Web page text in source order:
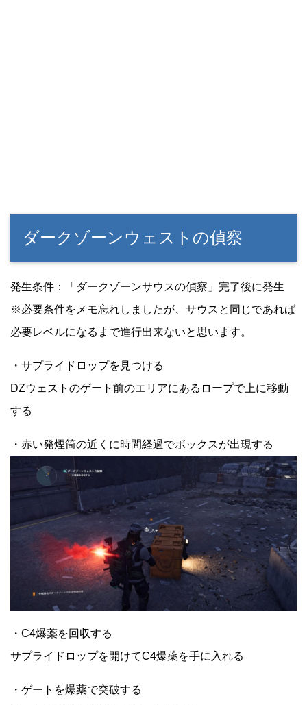
ダークゾーンウェストの偵察
発生条件：「ダークゾーンサウスの偵察」完了後に発生
※必要条件をメモ忘れしましたが、サウスと同じであれば
必要レベルになるまで進行出来ないと思います。
・サプライドロップを見つける
DZウェストのゲート前のエリアにあるロープで上に移動
する
・赤い発煙筒の近くに時間経過でボックスが出現する
・C4爆薬を回収する
サプライドロップを開けてC4爆薬を手に入れる
・ゲートを爆薬で突破する